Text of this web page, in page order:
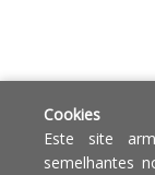
Cookies
Este site
semelhantes